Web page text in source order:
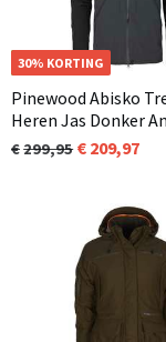
NIEUW
30% KORTING
Pinewood Abisko
Heren Jas Donker
Zwart (446)
299,95 209,97